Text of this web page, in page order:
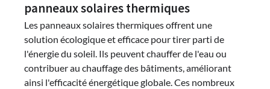
panneaux solaires thermiques
Les panneaux solaires thermiques offrent une
solution écologique et efficace pour tirer parti de
l'énergie du soleil. Ils peuvent chauffer de l'eau ou
contribuer au chauffage des bâtiments, améliorant
ainsi l'efficacité énergétique globale. Ces nombreux